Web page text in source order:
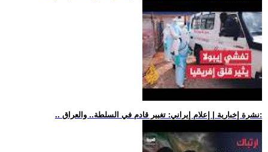
.. نشرة إخبارية | إعلام إيراني: تغيير قادم في السلطة.. والعراق: